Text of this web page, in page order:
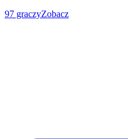
97 graczyZobacz